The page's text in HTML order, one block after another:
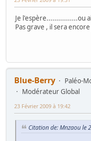
Je l'espère................ou
Pas grave , il sera
Blue-Berry
Paléo-
Modérateur Global
23 Février 2009 à 19:42
Citation de: Mnzaou le